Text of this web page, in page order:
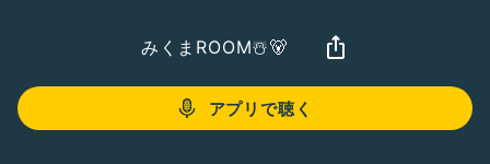
みくまROOM☃️🐻
アプリで聴く